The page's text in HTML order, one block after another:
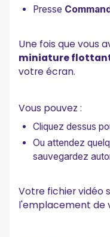
Presse
Une fois que vous
miniature
votre écran.
Vous pouvez :
Cliquez dessus
Ou attendez
sauvegardez
Votre fichier vidéo
l'emplacement de